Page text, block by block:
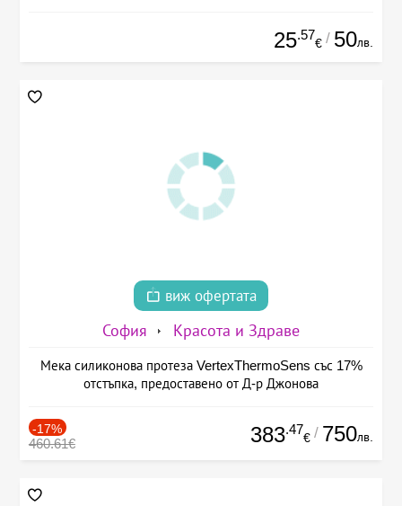
25.57
€ / 50лв.
виж офертата
София Красота и Здраве
Мека силиконова протеза VertexThermoSens със 17%
отстъпка, предоставено от Д-р Джонова
-17%
460.61€ 383.47
€ / 750лв.